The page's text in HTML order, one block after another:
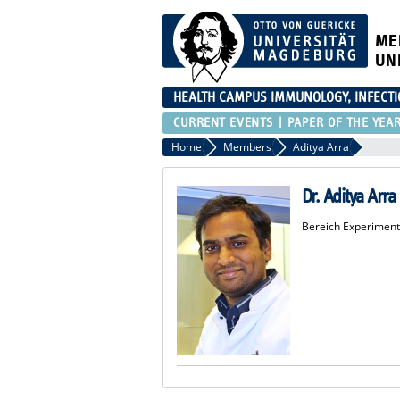
HEALTH CAMPUS IMMUNOLOGY,
CURRENT EVENTS PAPER OF THE YEAR
Home Members Aditya Arra
Dr. Aditya Arra
Bereich